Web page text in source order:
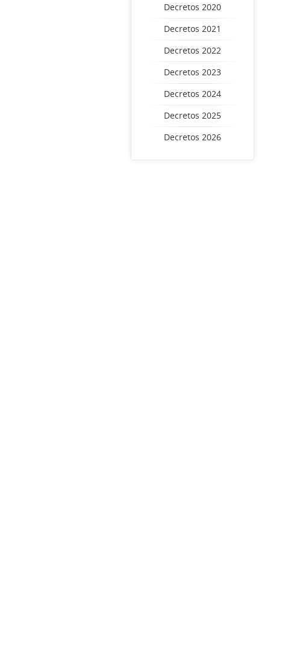
Decretos 2020
Decretos 2021
Decretos 2022
Decretos 2023
Decretos 2024
Decretos 2025
Decretos 2026